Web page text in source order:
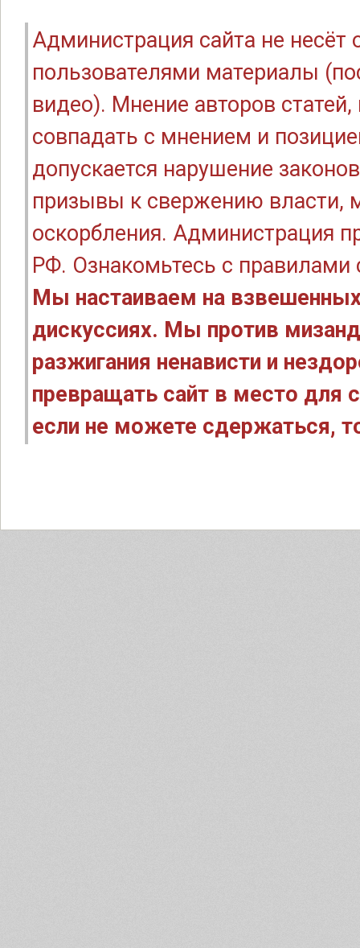
Администрация сайта не
пользователями материалы
видео). Мнение авторов
совпадать с мнением и
допускается нарушение
призывы к свержению власти,
оскорбления. Администрация
РФ. Ознакомьтесь с правилами
Мы настаиваем на
дискуссиях. Мы против
разжигания ненависти и
превращать сайт в место для
если не можете сдержаться,